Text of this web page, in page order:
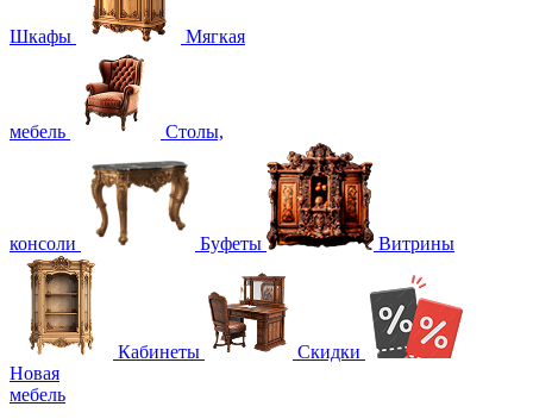
Шкафы Мягкая
мебель Столы,
консоли Буфеты Витрины
Кабинеты
Скидки
Новая
мебель